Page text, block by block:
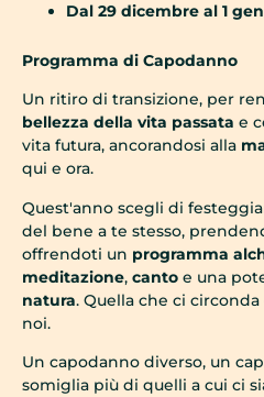
Dal 29 dicembre al 1
Programma di Capodanno
Un ritiro di transizione, per
bellezza della vita passata e
vita futura, ancorandosi alla
qui e ora.
Quest'anno scegli di
del bene a te stesso,
offrendoti un programma
meditazione, canto e una
natura. Quella che ci
noi.
Un capodanno diverso, un
somiglia più di quelli a cui ci